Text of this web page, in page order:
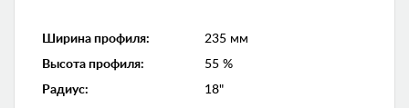
Ширина профиля:
235 мм
Высота профиля:
55 %
Радиус:
18"